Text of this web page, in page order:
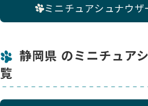
ミニチュアシュナウ
静岡県 のミニチュア
覧